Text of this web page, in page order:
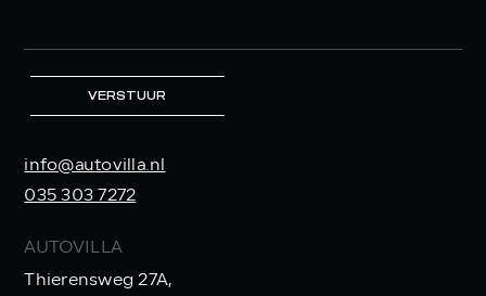
VERSTUUR
info@autovilla.nl
035 303 7272
AUTOVILLA
Thierensweg 27A,